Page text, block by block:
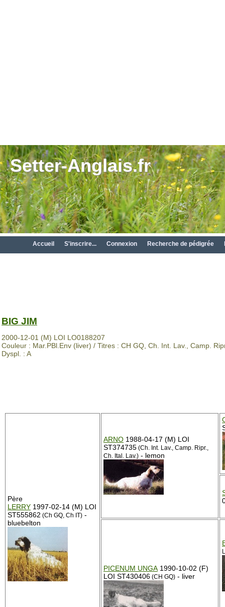
Setter-Anglais.fr
Accueil S'inscrire... Connexion Recherche de pédigrée
BIG JIM
2000-12-01 (M) LOI LO0188207
Couleur : Mar.PBl.Env (liver) / Titres : CH GQ, Ch. Int. Lav., Camp.
Dyspl. : A
Père
LERRY 1997-02-14 (M) LOI
ST555862 (Ch GQ, Ch IT) -
bluebelton
ARNO 1988-04-17 (M) LOI
ST374735 (Ch. Int. Lav., Camp. Ripr.,
Ch. Ital. Lav.) - lemon
PICENUM UNGA 1990-10-02 (F)
LOI ST430406 (CH GQ) - liver